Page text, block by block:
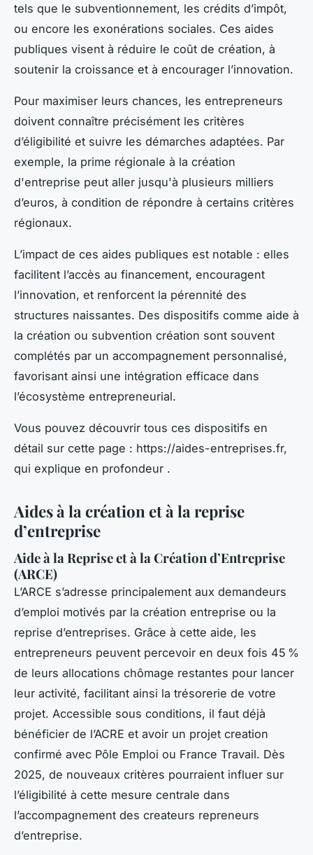
tels que le subventionnement, les crédits d’impôt,
ou encore les exonérations sociales. Ces aides
publiques visent à réduire le coût de création, à
soutenir la croissance et à encourager l’innovation.
Pour maximiser leurs chances, les entrepreneurs
doivent connaître précisément les critères
d’éligibilité et suivre les démarches adaptées. Par
exemple, la prime régionale à la création
d'entreprise peut aller jusqu'à plusieurs milliers
d’euros, à condition de répondre à certains critères
régionaux.
L’impact de ces aides publiques est notable : elles
facilitent l’accès au financement, encouragent
l’innovation, et renforcent la pérennité des
structures naissantes. Des dispositifs comme aide à
la création ou subvention création sont souvent
complétés par un accompagnement personnalisé,
favorisant ainsi une intégration efficace dans
l’écosystème entrepreneurial.
Vous pouvez découvrir tous ces dispositifs en
détail sur cette page : https://aides-entreprises.fr,
qui explique en profondeur .
Aides à la création et à la reprise
d’entreprise
Aide à la Reprise et à la Création d’Entreprise
(ARCE)
L’ARCE s’adresse principalement aux demandeurs
d’emploi motivés par la création entreprise ou la
reprise d’entreprises. Grâce à cette aide, les
entrepreneurs peuvent percevoir en deux fois 45 %
de leurs allocations chômage restantes pour lancer
leur activité, facilitant ainsi la trésorerie de votre
projet. Accessible sous conditions, il faut déjà
bénéficier de l’ACRE et avoir un projet creation
confirmé avec Pôle Emploi ou France Travail. Dès
2025, de nouveaux critères pourraient influer sur
l’éligibilité à cette mesure centrale dans
l’accompagnement des createurs repreneurs
d’entreprise.